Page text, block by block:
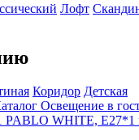
Лофт
Коридор Детская
Освещение в
PABLO WHITE, Е27*1